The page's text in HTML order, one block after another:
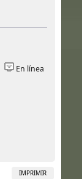
En línea
IMPRIMIR